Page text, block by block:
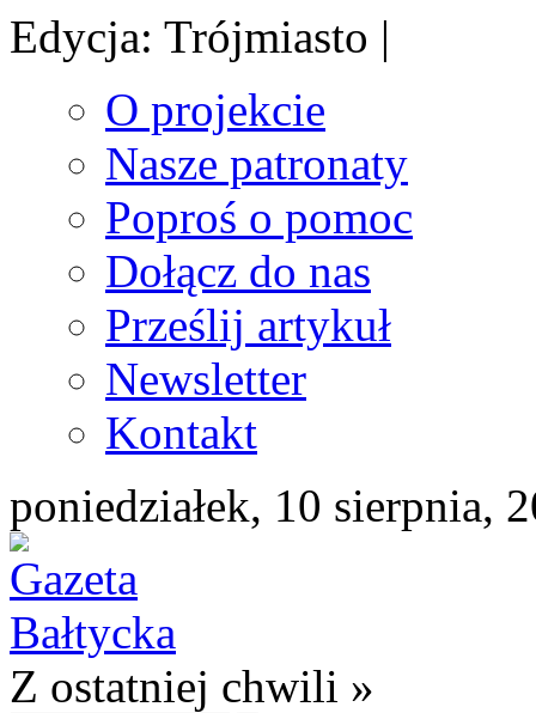
Edycja: Trójmiasto |
O projekcie
Nasze patronaty
Poproś o pomoc
Dołącz do nas
Prześlij artykuł
Newsletter
Kontakt
poniedziałek, 10 sierpnia,
Z ostatniej chwili »